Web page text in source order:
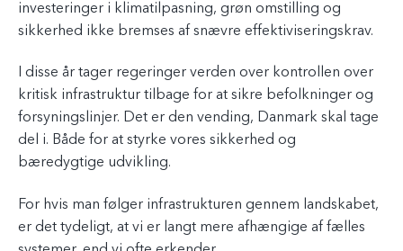
investeringer i klimatilpasning, grøn omstilling og
sikkerhed ikke bremses af snævre effektiviseringskrav.
I disse år tager regeringer verden over kontrollen over
kritisk infrastruktur tilbage for at sikre befolkninger og
forsyningslinjer. Det er den vending, Danmark skal tage
del i. Både for at styrke vores sikkerhed og
bæredygtige udvikling.
For hvis man følger infrastrukturen gennem landskabet,
er det tydeligt, at vi er langt mere afhængige af fælles